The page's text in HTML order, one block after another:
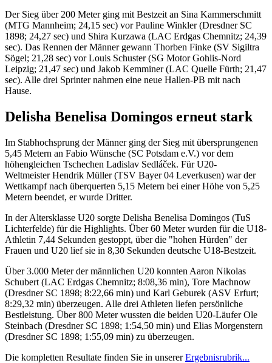
Der Sieg über 200 Meter ging mit Bestzeit an Sina Kammerschmitt
(MTG Mannheim; 24,15 sec) vor Pauline Winkler (Dresdner SC
1898; 24,27 sec) und Shira Kurzawa (LAC Erdgas Chemnitz; 24,39
sec). Das Rennen der Männer gewann Thorben Finke (SV Sigiltra
Sögel; 21,28 sec) vor Louis Schuster (SG Motor Gohlis-Nord
Leipzig; 21,47 sec) und Jakob Kemminer (LAC Quelle Fürth; 21,47
sec). Alle drei Sprinter nahmen eine neue Hallen-PB mit nach
Hause.
Delisha Benelisa Domingos erneut stark
Im Stabhochsprung der Männer ging der Sieg mit übersprungenen
5,45 Metern an Fabio Wünsche (SC Potsdam e.V.) vor dem
höhengleichen Tschechen Ladislav Sedláček. Für U20-
Weltmeister Hendrik Müller (TSV Bayer 04 Leverkusen) war der
Wettkampf nach überquerten 5,15 Metern bei einer Höhe von 5,25
Metern beendet, er wurde Dritter.
In der Altersklasse U20 sorgte Delisha Benelisa Domingos (TuS
Lichterfelde) für die Highlights. Über 60 Meter wurden für die U18-
Athletin 7,44 Sekunden gestoppt, über die "hohen Hürden" der
Frauen und U20 lief sie in 8,30 Sekunden deutsche U18-Bestzeit.
Über 3.000 Meter der männlichen U20 konnten Aaron Nikolas
Schubert (LAC Erdgas Chemnitz; 8:08,36 min), Tore Machnow
(Dresdner SC 1898; 8:22,66 min) und Karl Geburek (ASV Erfurt;
8:29,32 min) überzeugen. Alle drei Athleten liefen persönliche
Bestleistung. Über 800 Meter wussten die beiden U20-Läufer Ole
Steinbach (Dresdner SC 1898; 1:54,50 min) und Elias Morgenstern
(Dresdner SC 1898; 1:55,09 min) zu überzeugen.
Die kompletten Resultate finden Sie in unsererErgebnisrubrik...